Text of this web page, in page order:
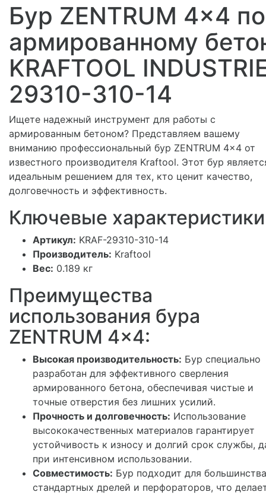
Бур ZENTRUM 4x4 по
армированному
KRAFTOOL
29310-310-14
Ищете надежный инструмент для работы с
армированным бетоном? Представляем вашему
вниманию профессиональный бур ZENTRUM 4x4 от
известного производителя Kraftool. Этот бур
идеальным решением для тех, кто ценит качество,
долговечность и эффективность.
Ключевые
Артикул: KRAF-29310-310-14
Производитель: Kraftool
Вес: 0.189 кг
Преимущества
использования бура
ZENTRUM 4x4:
Высокая производительность: Бур специально
разработан для эффективного сверления
армированного бетона, обеспечивая чистые и
точные отверстия без лишних усилий.
Прочность и долговечность: Использование
высококачественных материалов гарантирует
устойчивость к износу и долгий срок службы,
при интенсивном использовании.
Совместимость: Бур подходит для большинства
стандартных дрелей и перфораторов, что